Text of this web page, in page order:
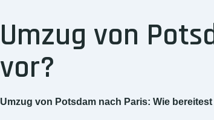
Umzug von
vor?
Umzug von Potsdam nach Paris: Wie